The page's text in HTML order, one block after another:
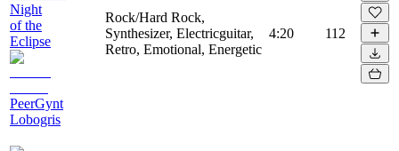
Night
of the
Eclipse
PeerGynt
Lobogris
Rock/Hard Rock,
Synthesizer, Electricguitar,
Retro, Emotional, Energetic
4:20 112